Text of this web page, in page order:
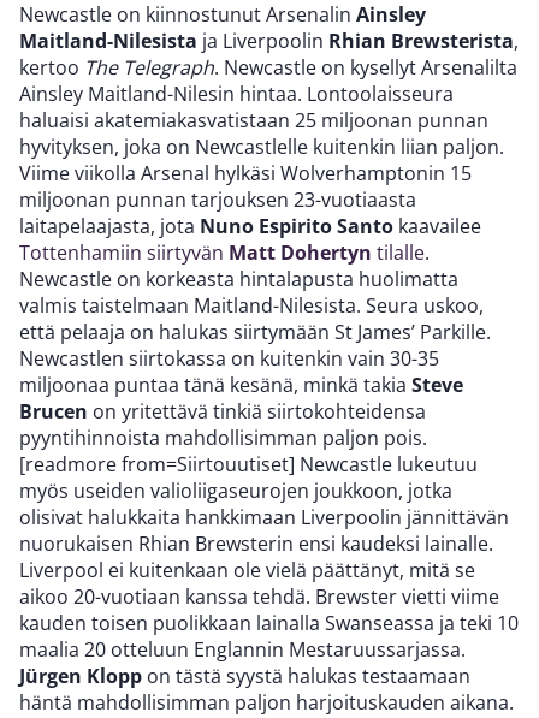
Newcastle on kiinnostunut Arsenalin Ainsley
Maitland-Nilesista ja Liverpoolin Rhian Brewsterista,
kertoo The Telegraph. Newcastle on kysellyt Arsenalilta
Ainsley Maitland-Nilesin hintaa. Lontoolaisseura
haluaisi akatemiakasvatistaan 25 miljoonan punnan
hyvityksen, joka on Newcastlelle kuitenkin liian paljon.
Viime viikolla Arsenal hylkäsi Wolverhamptonin 15
miljoonan punnan tarjouksen 23-vuotiaasta
laitapelaajasta, jota Nuno Espirito Santo kaavailee
Tottenhamiin siirtyvän Matt Dohertyn tilalle.
Newcastle on korkeasta hintalapusta huolimatta
valmis taistelmaan Maitland-Nilesista. Seura uskoo,
että pelaaja on halukas siirtymään St James’ Parkille.
Newcastlen siirtokassa on kuitenkin vain 30-35
miljoonaa puntaa tänä kesänä, minkä takia Steve
Brucen on yritettävä tinkiä siirtokohteidensa
pyyntihinnoista mahdollisimman paljon pois.
[readmore from=Siirtouutiset] Newcastle lukeutuu
myös useiden valioliigaseurojen joukkoon, jotka
olisivat halukkaita hankkimaan Liverpoolin jännittävän
nuorukaisen Rhian Brewsterin ensi kaudeksi lainalle.
Liverpool ei kuitenkaan ole vielä päättänyt, mitä se
aikoo 20-vuotiaan kanssa tehdä. Brewster vietti viime
kauden toisen puolikkaan lainalla Swanseassa ja teki 10
maalia 20 otteluun Englannin Mestaruussarjassa.
Jürgen Klopp on tästä syystä halukas testaamaan
häntä mahdollisimman paljon harjoituskauden aikana.